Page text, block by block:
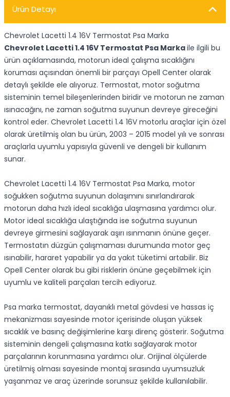
Ürün Detayı
Chevrolet Lacetti 1.4 16V Termostat Psa Marka
Chevrolet Lacetti 1.4 16V Termostat Psa Markaile ilgili bu
ürün açıklamasında, motorun ideal çalışma sıcaklığını
koruması açısından önemli bir parçayı Opell Center olarak
detaylı şekilde ele alıyoruz. Termostat, motor soğutma
sisteminin temel bileşenlerinden biridir ve motorun ne zaman
ısınacağını, ne zaman soğutma suyunun devreye gireceğini
kontrol eder. Chevrolet Lacetti 1.4 16V motorlu araçlar için özel
olarak üretilmiş olan bu ürün, 2003 – 2015 model yılı ve sonrası
araçlarla uyumlu yapısıyla güvenli ve dengeli bir kullanım
sunar.
Chevrolet Lacetti 1.4 16V Termostat Psa Marka, motor
soğukken soğutma suyunun dolaşımını sınırlandırarak
motorun daha hızlı ideal sıcaklığa ulaşmasına yardımcı olur.
Motor ideal sıcaklığa ulaştığında ise soğutma suyunun
devreye girmesini sağlayarak aşırı ısınmanın önüne geçer.
Termostatın düzgün çalışmaması durumunda motor geç
ısınabilir, hararet yapabilir ya da yakıt tüketimi artabilir. Biz
Opell Center olarak bu gibi risklerin önüne geçebilmek için
uyumlu ve kaliteli parçaları tercih ediyoruz.
Psa marka termostat, dayanıklı metal gövdesi ve hassas iç
mekanizması sayesinde motor içerisinde oluşan yüksek
sıcaklık ve basınç değişimlerine karşı direnç gösterir. Soğutma
sisteminin dengeli çalışmasına katkı sağlayarak motor
parçalarının korunmasına yardımcı olur. Orijinal ölçülerde
üretilmiş olması sayesinde montaj sırasında uyumsuzluk
yaşanmaz ve araç üzerinde sorunsuz şekilde kullanılabilir.